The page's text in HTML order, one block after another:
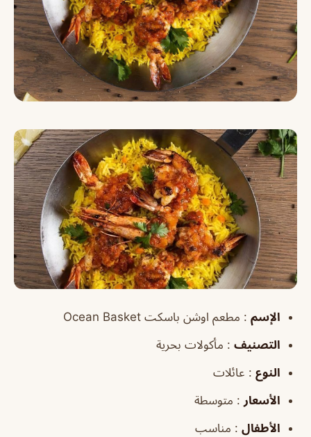
الإسم : مطعم اوشن باسكت Ocean Basket
التصنيف : مأكولات بحرية
النوع : عائلات
الأسعار : متوسطة
الأطفال : مناسب